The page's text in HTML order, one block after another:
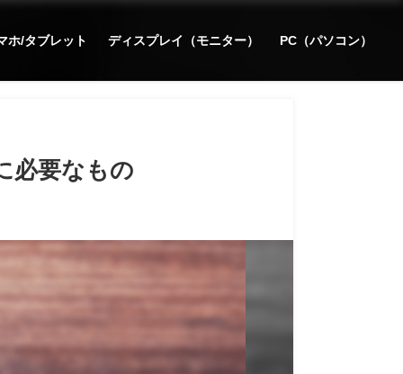
ホ/タブレット ディスプレイ（モニター） PC（パソコン）
必要なもの